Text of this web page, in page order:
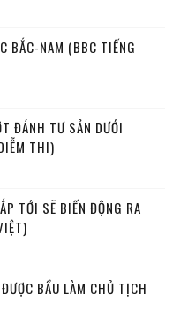
BẮC-NAM (BBC TIẾNG
ĐÁNH TƯ SẢN DƯỚI
THI)
TỚI SẼ BIẾN ĐỘNG RA
BẦU LÀM CHỦ TỊCH